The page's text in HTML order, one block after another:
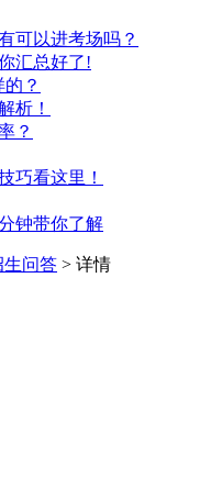
可以进考场吗？
汇总好了!
？
析！
？
巧看这里！
钟带你了解
生问答 > 详情